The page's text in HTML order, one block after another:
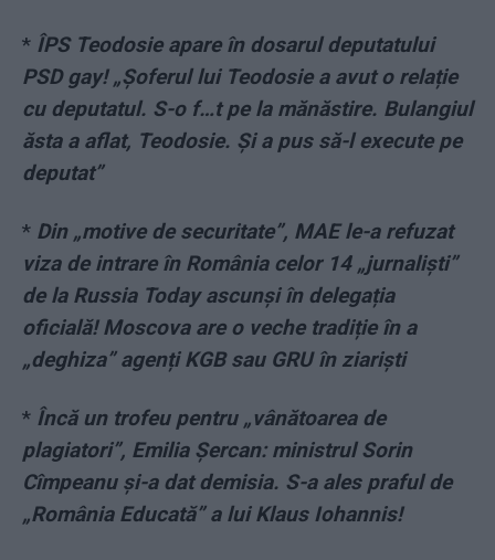
* ÎPS Teodosie apare în dosarul deputatului
PSD gay! „Șoferul lui Teodosie a avut o relație
cu deputatul. S-o f…t pe la mănăstire. Bulangiul
ăsta a aflat, Teodosie. Și a pus să-l execute pe
deputat”
* Din „motive de securitate”, MAE le-a refuzat
viza de intrare în România celor 14 „jurnaliști”
de la Russia Today ascunși în delegația
oficială! Moscova are o veche tradiție în a
„deghiza” agenți KGB sau GRU în ziariști
* Încă un trofeu pentru „vânătoarea de
plagiatori”, Emilia Șercan: ministrul Sorin
Cîmpeanu și-a dat demisia. S-a ales praful de
„România Educată” a lui Klaus Iohannis!